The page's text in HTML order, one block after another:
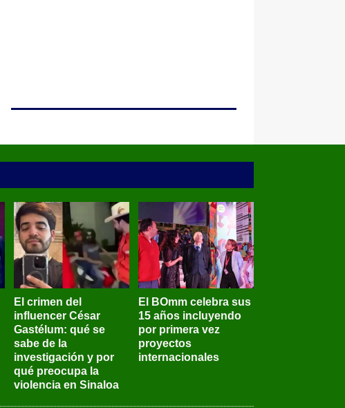
El crimen del
influencer César
Gastélum: qué se
sabe de la
investigación y por
qué preocupa la
violencia en Sinaloa
El BOmm celebra sus
15 años incluyendo
por primera vez
proyectos
internacionales